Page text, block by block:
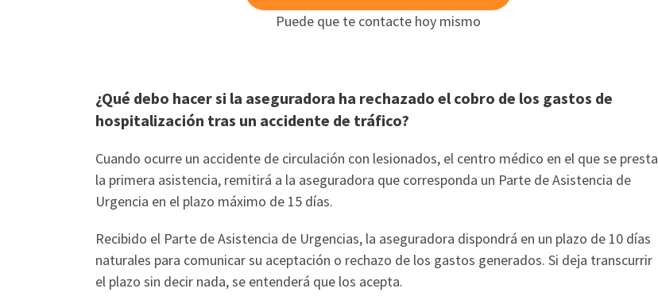
Puede que te contacte hoy mismo
¿Qué debo hacer si la aseguradora ha rechazado el cobro de los gastos de
hospitalización tras un accidente de tráfico?
Cuando ocurre un accidente de circulación con lesionados, el centro médico en el que se presta
la primera asistencia, remitirá a la aseguradora que corresponda un Parte de Asistencia de
Urgencia en el plazo máximo de 15 días.
Recibido el Parte de Asistencia de Urgencias, la aseguradora dispondrá en un plazo de 10 días
naturales para comunicar su aceptación o rechazo de los gastos generados. Si deja transcurrir
el plazo sin decir nada, se entenderá que los acepta.